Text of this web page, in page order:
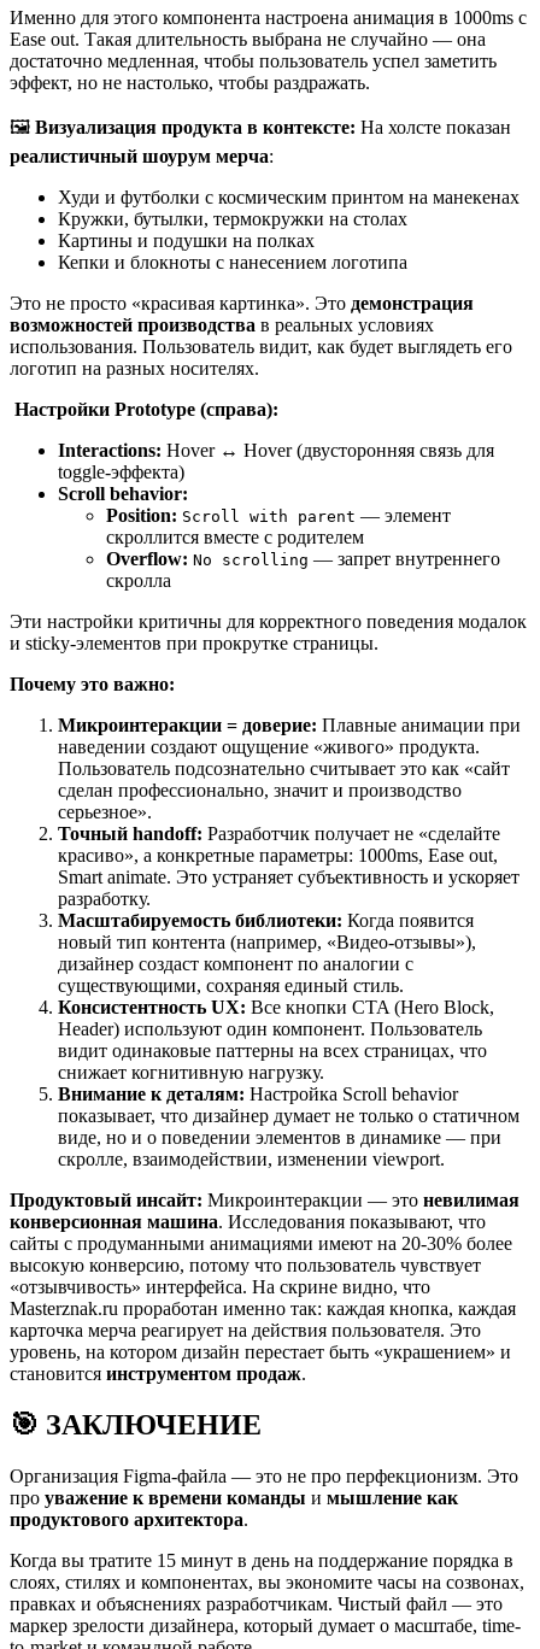
Именно для этого компонента настроена анимация в 1000ms с
Ease out. Такая длительность выбрана не случайно — она
достаточно медленная, чтобы пользователь успел заметить
эффект, но не настолько, чтобы раздражать.
🖼️ Визуализация продукта в контексте: На холсте показан
реалистичный шоурум мерча:
Худи и футболки с космическим принтом на манекенах
Кружки, бутылки, термокружки на столах
Картины и подушки на полках
Кепки и блокноты с нанесением логотипа
Это не просто «красивая картинка». Это демонстрация
возможностей производства в реальных условиях
использования. Пользователь видит, как будет выглядеть его
логотип на разных носителях.
Настройки Prototype (справа):
Interactions: Hover ↔ Hover (двусторонняя связь для
toggle-эффекта)
Scroll behavior:
Position: Scroll with parent — элемент
скроллится вместе с родителем
Overflow: No scrolling — запрет внутреннего
скролла
Эти настройки критичны для корректного поведения модалок
и sticky-элементов при прокрутке страницы.
Почему это важно:
Микроинтеракции = доверие: Плавные анимации при
наведении создают ощущение «живого» продукта.
Пользователь подсознательно считывает это как «сайт
сделан профессионально, значит и производство
серьезное».
Точный handoff: Разработчик получает не «сделайте
красиво», а конкретные параметры: 1000ms, Ease out,
Smart animate. Это устраняет субъективность и ускоряет
разработку.
Масштабируемость библиотеки: Когда появится
новый тип контента (например, «Видео-отзывы»),
дизайнер создаст компонент по аналогии с
существующими, сохраняя единый стиль.
Консистентность UX: Все кнопки CTA (Hero Block,
Header) используют один компонент. Пользователь
видит одинаковые паттерны на всех страницах, что
снижает когнитивную нагрузку.
Внимание к деталям: Настройка Scroll behavior
показывает, что дизайнер думает не только о статичном
виде, но и о поведении элементов в динамике — при
скролле, взаимодействии, изменении viewport.
Продуктовый инсайт: Микроинтеракции — это невилимая
конверсионная машина. Исследования показывают, что
сайты с продуманными анимациями имеют на 20-30% более
высокую конверсию, потому что пользователь чувствует
«отзывчивость» интерфейса. На скрине видно, что
Masterznak.ru проработан именно так: каждая кнопка, каждая
карточка мерча реагирует на действия пользователя. Это
уровень, на котором дизайн перестает быть «украшением» и
становится инструментом продаж.
🎯 ЗАКЛЮЧЕНИЕ
Организация Figma-файла — это не про перфекционизм. Это
про уважение к времени команды и мышление как
продуктового архитектора.
Когда вы тратите 15 минут в день на поддержание порядка в
слоях, стилях и компонентах, вы экономите часы на созвонах,
правках и объяснениях разработчикам. Чистый файл — это
маркер зрелости дизайнера, который думает о масштабе, time-